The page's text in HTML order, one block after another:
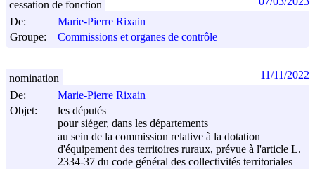
De:
Marie-Pierre Rixain
Groupe:
Commissions et organes de contrôle
cessation de fonction
De:
Marie-Pierre Rixain
Objet:
les députés
pour siéger, dans les départements
au sein de la commission relative à la dotation
d'équipement des territoires ruraux, prévue à l'article L.
2334-37 du code général des collectivités territoriales
nomination 11/11/2022